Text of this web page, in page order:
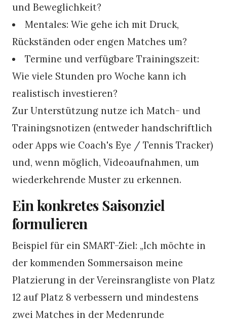
und Beweglichkeit?
Mentales: Wie gehe ich mit Druck,
Rückständen oder engen Matches um?
Termine und verfügbare Trainingszeit:
Wie viele Stunden pro Woche kann ich
realistisch investieren?
Zur Unterstützung nutze ich Match- und
Trainingsnotizen (entweder handschriftlich
oder Apps wie Coach's Eye / Tennis Tracker)
und, wenn möglich, Videoaufnahmen, um
wiederkehrende Muster zu erkennen.
Ein konkretes Saisonziel
formulieren
Beispiel für ein SMART-Ziel: „Ich möchte in
der kommenden Sommersaison meine
Platzierung in der Vereinsrangliste von Platz
12 auf Platz 8 verbessern und mindestens
zwei Matches in der Medenrunde